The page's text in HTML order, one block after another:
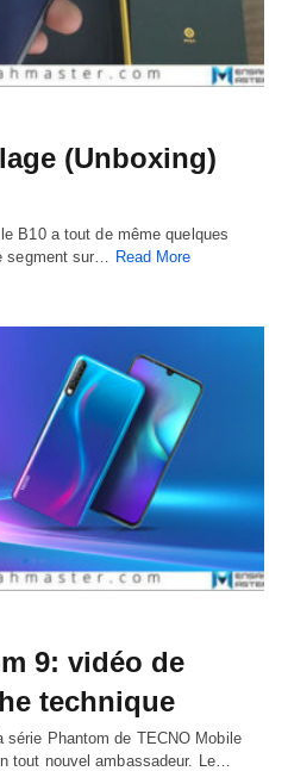
(Unboxing)
B10 a tout de même quelques
segment sur…
Read More
9: vidéo de
technique
série Phantom de TECNO Mobile
tout nouvel ambassadeur. Le…